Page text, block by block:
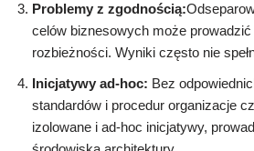
Problemy z zgodnością:
celów biznesowych może
rozbieżności. Wyniki często nie
Inicjatywy ad-hoc: Bez
standardów i procedur organizacje
izolowane i ad-hoc inicjatywy,